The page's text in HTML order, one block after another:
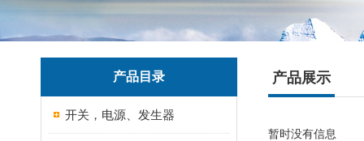
产品目录
开关，电源、发生器
产品展示
暂时没有信息